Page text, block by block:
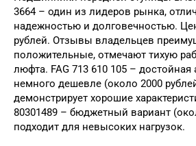
3664 – один из лидеров рынка,
надежностью и долговечностью.
рублей. Отзывы владельцев
положительные, отмечают тихую
люфта. FAG 713 610 105 – достойная
немного дешевле (около 2000
демонстрирует хорошие
80301489 – бюджетный вариант
подходит для невысоких нагрузок.